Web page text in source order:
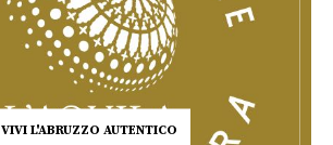
VIVI L'ABRUZZO AUTENTICO